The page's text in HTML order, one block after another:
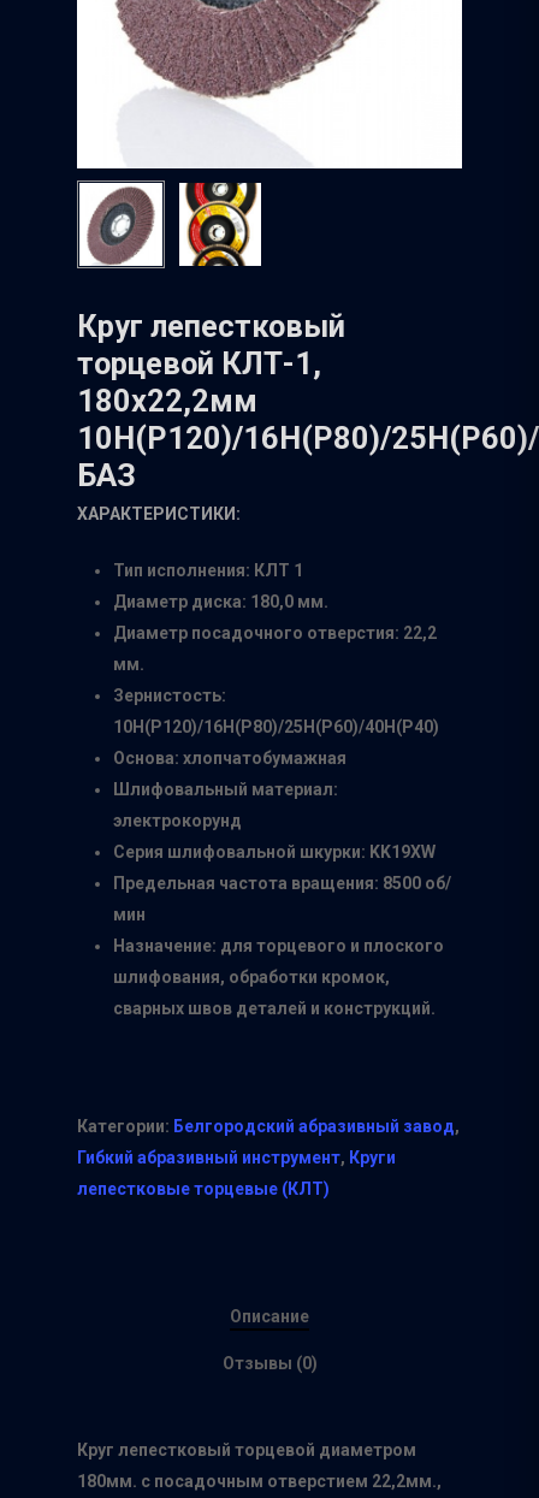
Круг лепестковый
торцевой КЛТ-1,
180х22,2мм
10Н(Р120)/16Н(Р80)/
БАЗ
ХАРАКТЕРИСТИКИ:
Тип исполнения: КЛТ 1
Диаметр диска: 180,0 мм.
Диаметр посадочного отверстия: 22,2
мм.
Зернистость:
10Н(Р120)/16Н(Р80)/25H(P60)/40H(P40)
Основа: хлопчатобумажная
Шлифовальный материал:
электрокорунд
Серия шлифовальной шкурки: KK19XW
Предельная частота вращения: 8500 об/
мин
Назначение: для торцевого и плоского
шлифования, обработки кромок,
сварных швов деталей и конструкций.
Категории: Белгородский абразивный завод,
Гибкий абразивный инструмент, Круги
лепестковые торцевые (КЛТ)
Описание
Отзывы (0)
Круг лепестковый торцевой диаметром
180мм. с посадочным отверстием 22,2мм.,